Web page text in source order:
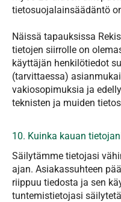
tietosuojalainsäädäntö
Näissä tapauksissa
tietojen siirrolle on
käyttäjän henkilötiedot
(tarvittaessa)
vakiosopimuksia ja
teknisten ja muiden
10. Kuinka kauan
Säilytämme tietojasi
ajan. Asiakassuhteen
riippuu tiedosta ja sen
tuntemistietojasi